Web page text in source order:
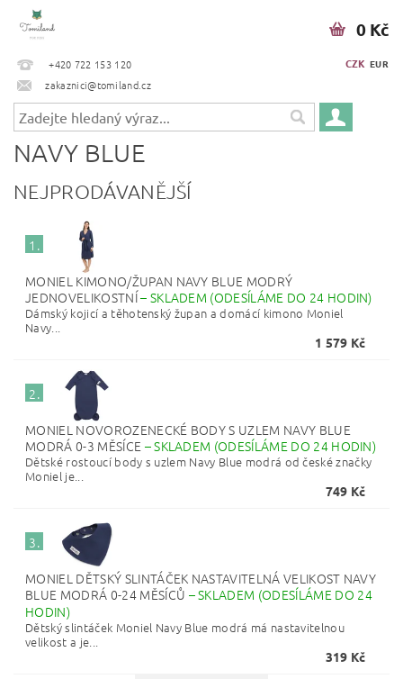
+420 722 153 120
zakaznici@tomiland.cz
CZK EUR
0 Kč
NAVY BLUE
NEJPRODÁVANĚJŠÍ
1.
MONIEL KIMONO/ŽUPAN NAVY BLUE MODRÝ
JEDNOVELIKOSTNÍ– SKLADEM (ODESÍLÁME DO 24 HODIN)
Dámský kojicí a těhotenský župan a domácí kimono Moniel
Navy...
1 579 Kč
2.
MONIEL NOVOROZENECKÉ BODY S UZLEM NAVY BLUE
MODRÁ 0-3 MĚSÍCE –SKLADEM (ODESÍLÁME DO 24 HODIN)
Dětské rostoucí body s uzlem Navy Blue modrá od české značky
Moniel je...
749 Kč
3.
MONIEL DĚTSKÝ SLINTÁČEK NASTAVITELNÁ VELIKOST NAVY
BLUE MODRÁ 0-24 MĚSÍCŮ –SKLADEM (ODESÍLÁME DO 24
HODIN)
Dětský slintáček Moniel Navy Blue modrá má nastavitelnou
velikost a je...
319 Kč